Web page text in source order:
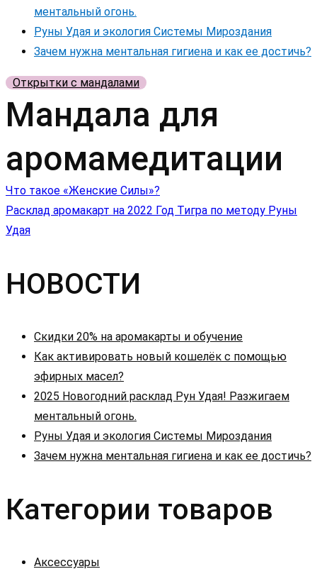
ментальный огонь.
Руны Удая и экология Системы Мироздания
Зачем нужна ментальная гигиена и как ее достичь?
Открытки с мандалами
Мандала для
аромамедитации
Навигация
по
записям
Что такое «Женские Силы»?
Расклад аромакарт на 2022 Год Тигра по методу Руны
Удая
НОВОСТИ
Скидки 20% на аромакарты и обучение
Как активировать новый кошелёк с помощью
эфирных масел?
2025 Новогодний расклад Рун Удая! Разжигаем
ментальный огонь.
Руны Удая и экология Системы Мироздания
Зачем нужна ментальная гигиена и как ее достичь?
Категории товаров
Аксессуары